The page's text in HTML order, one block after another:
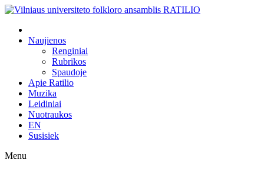
Naujienos
Renginiai
Rubrikos
Spaudoje
Apie Ratilio
Muzika
Leidiniai
Nuotraukos
EN
Susisiek
Menu